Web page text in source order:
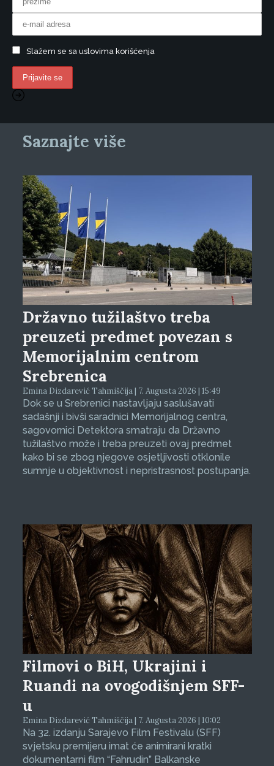
Slažem se sa uslovima korišćenja
Saznajte više
Državno tužilaštvo treba
preuzeti predmet povezan s
Memorijalnim centrom
Srebrenica
Emina Dizdarević Tahmiščija | 7. Augusta 2026 | 15:49
Dok se u Srebrenici nastavljaju saslušavati
sadašnji i bivši saradnici Memorijalnog centra,
sagovornici Detektora smatraju da Državno
tužilaštvo može i treba preuzeti ovaj predmet
kako bi se zbog njegove osjetljivosti otklonile
sumnje u objektivnost i nepristrasnost postupanja.
Filmovi o BiH, Ukrajini i
Ruandi na ovogodišnjem SFF-
u
Emina Dizdarević Tahmiščija | 7. Augusta 2026 | 10:02
Na 32. izdanju Sarajevo Film Festivalu (SFF)
svjetsku premijeru imat će animirani kratki
dokumentarni film “Fahrudin” Balkanske